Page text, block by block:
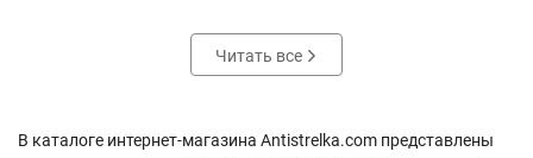
Читать все
В каталоге интернет-магазина Antistrelka.com представлены